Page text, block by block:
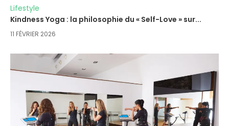
Lifestyle
Kindness Yoga : la philosophie du « Self-Love » sur...
11 FÉVRIER 2026